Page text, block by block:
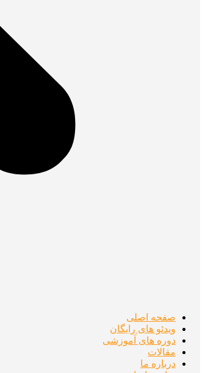
صفحه اصلی
ویدئو های رایگان
دوره های آموزشی
مقالات
درباره ما